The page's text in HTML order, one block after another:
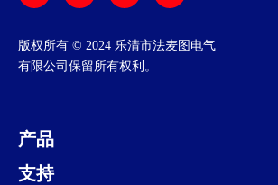
​版权所有 © 2024 乐清市法麦图电气
有限公司保留所有权利。
产品
支持